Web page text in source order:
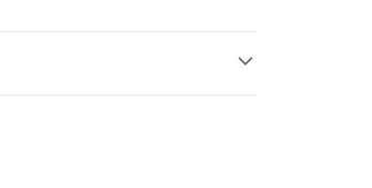
後才付款」的支付方式。 讓您購物簡單